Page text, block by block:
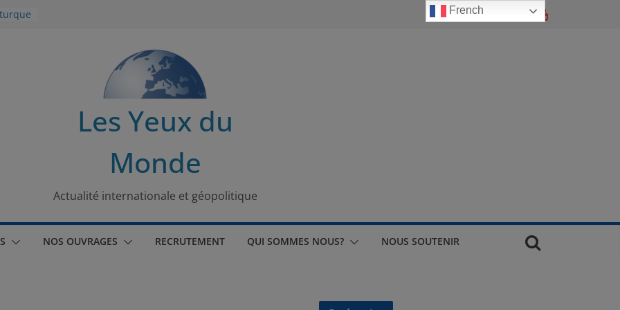
Les Yeux du
Monde
Actualité internationale et géopolitique
NOS OUVRAGES RECRUTEMENT QUI SOMMES NOUS? NOUS SOUTENIR
French